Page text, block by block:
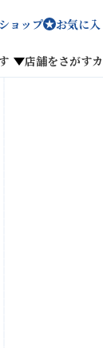
ョップ お気に
店舗をさがす